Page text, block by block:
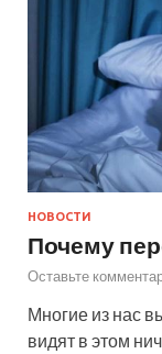
НОВОСТИ
Почему
Оставьте
Многие из нас
видят в этом